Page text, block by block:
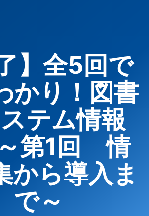
】全5回で
かり！図書
テム情報
第1回 情
から導入ま
で～